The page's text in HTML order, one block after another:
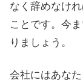
なく辞めなけ
ことです。今
りましょう。
会社にはあな